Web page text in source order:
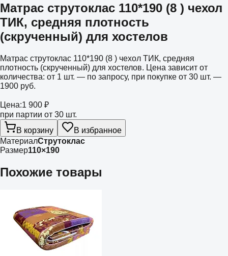
Матрас струтоклас 110*190 (8 ) чехол
ТИК, средняя плотность
(скрученный) для хостелов
Матрас струтоклас 110*190 (8 ) чехол ТИК, средняя
плотность (скрученный) для хостелов. Цена зависит от
количества: от 1 шт. — по запросу, при покупке от 30 шт. —
1900 руб.
Цена:1 900 ₽
при партии от 30 шт.
В корзину
В избранное
МатериалСтрутоклас
Размер110×190
Похожие товары